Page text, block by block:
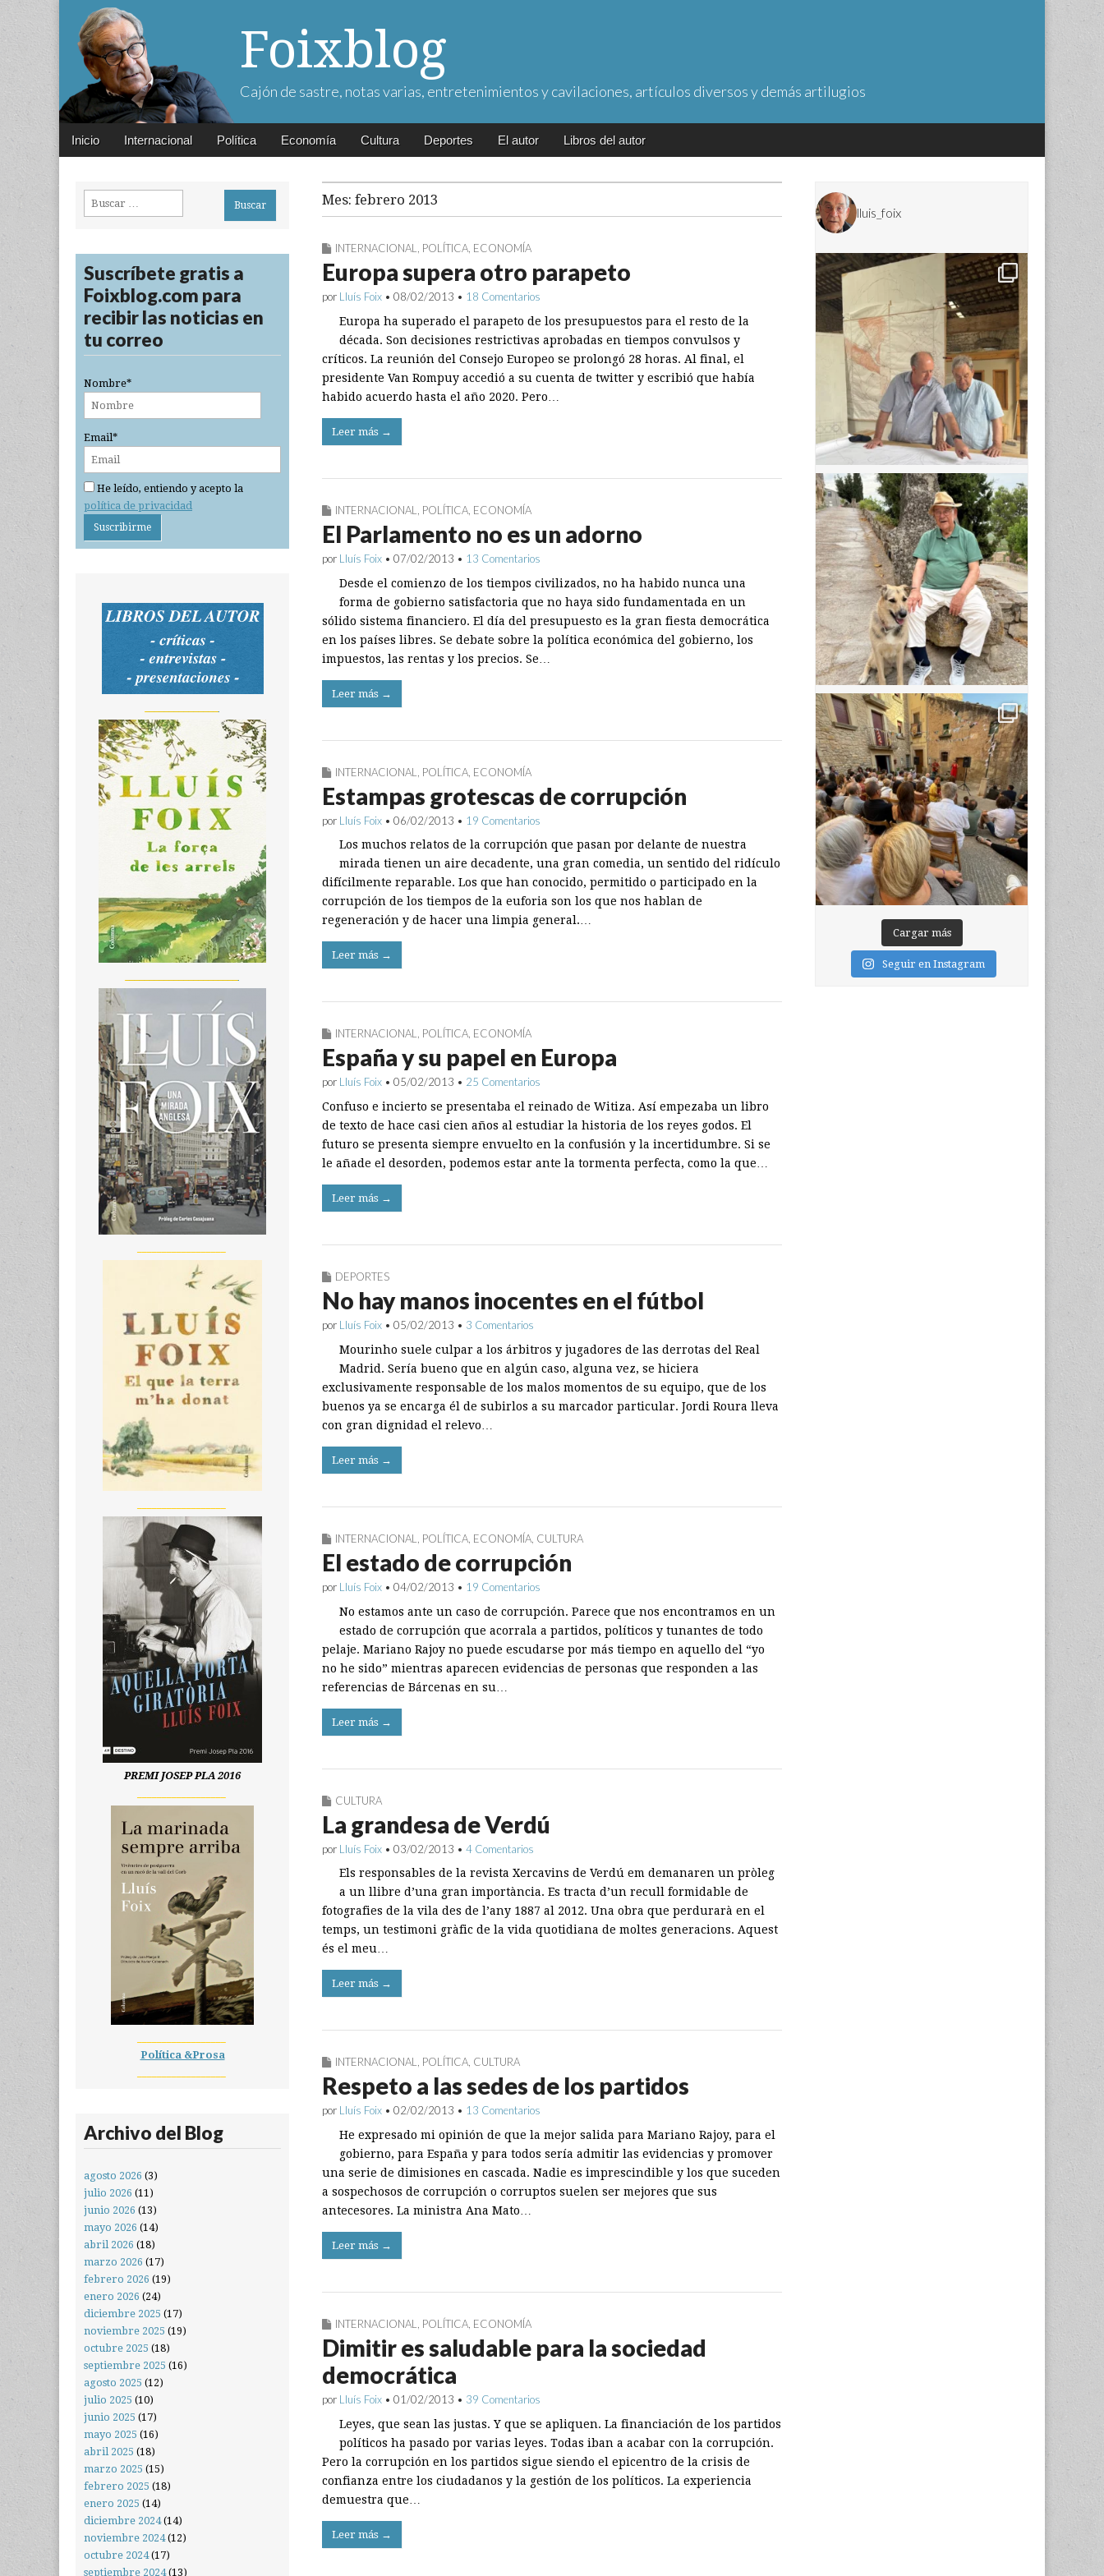
Foixblog
Cajón de sastre, notas varias, entretenimientos y cavilaciones, artículos diversos y demás artilugios
Main
Skip
Inicio Internacional Política Economía Cultura Deportes El autor Libros del autor
Mes: febrero 2013
INTERNACIONAL POLÍTICA ECONOMÍA
Europa supera otro parapeto
por Lluís Foix • 08/02/2013 • 18 Comentarios
Europa ha superado el parapeto de los presupuestos para el resto de la
década. Son decisiones restrictivas aprobadas en tiempos convulsos y
críticos. La reunión del Consejo Europeo se prolongó 28 horas. Al final, el
presidente Van Rompuy accedió a su cuenta de twitter y escribió que había
habido acuerdo hasta el año 2020. Pero…
Leer más →
INTERNACIONAL POLÍTICA ECONOMÍA
El Parlamento no es un adorno
por Lluís Foix • 07/02/2013 • 13 Comentarios
Desde el comienzo de los tiempos civilizados, no ha habido nunca una
forma de gobierno satisfactoria que no haya sido fundamentada en un
sólido sistema financiero. El día del presupuesto es la gran fiesta democrática
en los países libres. Se debate sobre la política económica del gobierno, los
impuestos, las rentas y los precios. Se…
Leer más →
INTERNACIONAL POLÍTICA ECONOMÍA
Estampas grotescas de corrupción
por Lluís Foix • 06/02/2013 • 19 Comentarios
Los muchos relatos de la corrupción que pasan por delante de nuestra
mirada tienen un aire decadente, una gran comedia, un sentido del ridículo
difícilmente reparable. Los que han conocido, permitido o participado en la
corrupción de los tiempos de la euforia son los que nos hablan de
regeneración y de hacer una limpia general.…
Leer más →
INTERNACIONAL, POLÍTICA, ECONOMÍA
España y su papel en Europa
por Lluís Foix • 05/02/2013 • 25 Comentarios
Confuso e incierto se presentaba el reinado de Witiza. Así empezaba un libro
de texto de hace casi cien años al estudiar la historia de los reyes godos. El
futuro se presenta siempre envuelto en la confusión y la incertidumbre. Si se
le añade el desorden, podemos estar ante la tormenta perfecta, como la que…
Leer más →
DEPORTES
No hay manos inocentes en el fútbol
por Lluís Foix • 05/02/2013 • 3 Comentarios
Mourinho suele culpar a los árbitros y jugadores de las derrotas del Real
Madrid. Sería bueno que en algún caso, alguna vez, se hiciera
exclusivamente responsable de los malos momentos de su equipo, que de los
buenos ya se encarga él de subirlos a su marcador particular. Jordi Roura lleva
con gran dignidad el relevo…
Leer más →
INTERNACIONAL POLÍTICA ECONOMÍA CULTURA
El estado de corrupción
por Lluís Foix • 04/02/2013 • 19 Comentarios
No estamos ante un caso de corrupción. Parece que nos encontramos en un
estado de corrupción que acorrala a partidos, políticos y tunantes de todo
pelaje. Mariano Rajoy no puede escudarse por más tiempo en aquello del “yo
no he sido” mientras aparecen evidencias de personas que responden a las
referencias de Bárcenas en su…
Leer más →
CULTURA
La grandesa de Verdú
por Lluís Foix • 03/02/2013 • 4 Comentarios
Els responsables de la revista Xercavins de Verdú em demanaren un pròleg
a un llibre d’una gran importància. Es tracta d’un recull formidable de
fotografies de la vila des de l’any 1887 al 2012. Una obra que perdurarà en el
temps, un testimoni gràfic de la vida quotidiana de moltes generacions. Aquest
és el meu…
Leer más →
INTERNACIONAL, POLÍTICA, CULTURA
Respeto a las sedes de los partidos
por Lluís Foix • 02/02/2013 • 13 Comentarios
He expresado mi opinión de que la mejor salida para Mariano Rajoy, para el
gobierno, para España y para todos sería admitir las evidencias y promover
una serie de dimisiones en cascada. Nadie es imprescindible y los que suceden
a sospechosos de corrupción o corruptos suelen ser mejores que sus
antecesores. La ministra Ana Mato…
Leer más →
INTERNACIONAL, POLÍTICA, ECONOMÍA
Dimitir es saludable para la sociedad
democrática
por Lluís Foix • 01/02/2013 • 39 Comentarios
Leyes, que sean las justas. Y que se apliquen. La financiación de los partidos
políticos ha pasado por varias leyes. Todas iban a acabar con la corrupción.
Pero la corrupción en los partidos sigue siendo el epicentro de la crisis de
confianza entre los ciudadanos y la gestión de los políticos. La experiencia
demuestra que…
Leer más →
Buscar:
Suscríbete gratis a
Foixblog.com para
recibir las noticias en
tu correo
Nombre*
Email*
He leído, entiendo y acepto la
política de privacidad
PREMI JOSEP PLA 2016
Política &Prosa
Archivo del Blog
agosto 2026 (3)
julio 2026 (11)
junio 2026 (13)
mayo 2026 (14)
abril 2026 (18)
marzo 2026 (17)
febrero 2026 (19)
enero 2026 (24)
diciembre 2025 (17)
noviembre 2025 (19)
octubre 2025 (18)
septiembre 2025 (16)
agosto 2025 (12)
julio 2025 (10)
junio 2025 (17)
mayo 2025 (16)
abril 2025 (18)
marzo 2025 (15)
febrero 2025 (18)
enero 2025 (14)
diciembre 2024(14)
noviembre 2024(12)
octubre 2024(17)
septiembre 2024(13)
lluis_foix
Cargar más
Seguir en Instagram